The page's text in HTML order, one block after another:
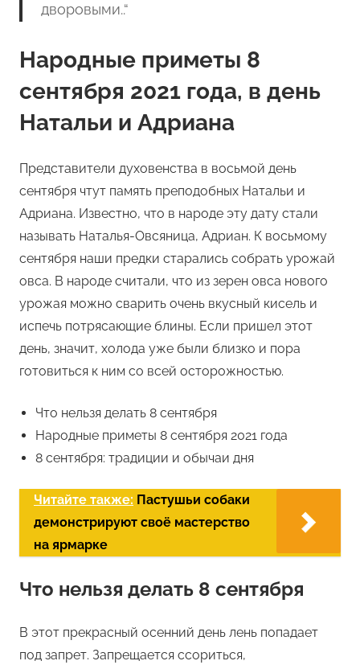
дворовыми..“
Народные приметы 8
сентября 2021 года, в день
Натальи и Адриана
Представители духовенства в восьмой день
сентября чтут память преподобных Натальи и
Адриана. Известно, что в народе эту дату стали
называть Наталья-Овсяница, Адриан. К восьмому
сентября наши предки старались собрать урожай
овса. В народе считали, что из зерен овса нового
урожая можно сварить очень вкусный кисель и
испечь потрясающие блины. Если пришел этот
день, значит, холода уже были близко и пора
готовиться к ним со всей осторожностью.
Что нельзя делать 8 сентября
Народные приметы 8 сентября 2021 года
8 сентября: традиции и обычаи дня
Читайте также: Пастушьи собаки
демонстрируют своё мастерство
на ярмарке
Что нельзя делать 8 сентября
В этот прекрасный осенний день лень попадает
под запрет. Запрещается ссориться,